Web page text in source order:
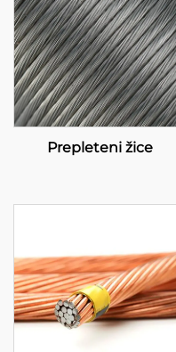
Prepleteni žice